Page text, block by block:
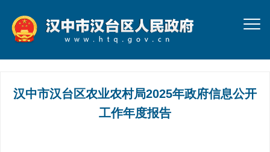
汉中市汉台区农业农村局2025年政府信息公开
工作年度报告